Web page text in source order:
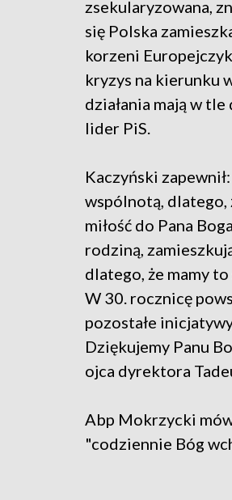
zsekularyzowana,
się Polska
korzeni
kryzys na kierunku
działania mają w tle
lider PiS.
Kaczyński
wspólnotą, dlatego,
miłość do Pana
rodziną,
dlatego, że mamy
W 30. rocznicę
pozostałe
Dziękujemy Panu
ojca dyrektora
Abp Mokrzycki
"codziennie Bóg